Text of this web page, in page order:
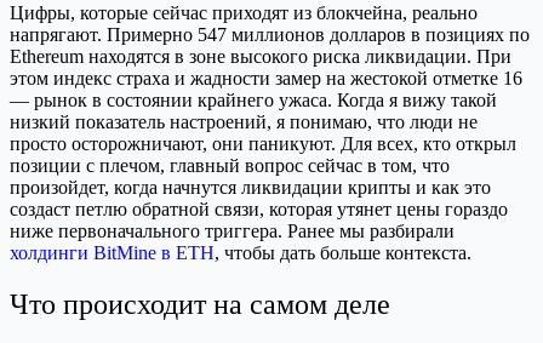
Цифры, которые сейчас приходят из блокчейна, реально
напрягают. Примерно 547 миллионов долларов в позициях по
Ethereum находятся в зоне высокого риска ликвидации. При
этом индекс страха и жадности замер на жестокой отметке 16
— рынок в состоянии крайнего ужаса. Когда я вижу такой
низкий показатель настроений, я понимаю, что люди не
просто осторожничают, они паникуют. Для всех, кто открыл
позиции с плечом, главный вопрос сейчас в том, что
произойдет, когда начнутся ликвидации крипты и как это
создаст петлю обратной связи, которая утянет цены гораздо
ниже первоначального триггера. Ранее мы разбирали
холдинги BitMine в ETH, чтобы дать больше контекста.
Что происходит на самом деле